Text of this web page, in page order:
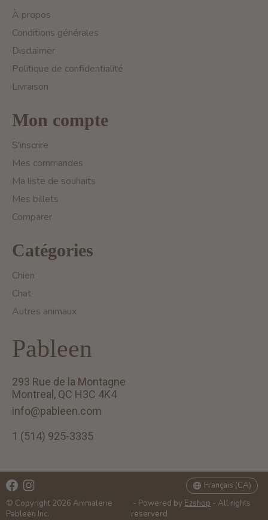
À propos
Conditions générales
Disclaimer
Politique de confidentialité
Livraison
Mon compte
S'inscrire
Mes commandes
Ma liste de souhaits
Mes billets
Comparer
Catégories
Chien
Chat
Autres animaux
Pableen
293 Rue de la Montagne
Montreal, QC H3C 4K4
info@pableen.com
1 (514) 925-3335
© Copyright 2026 Animalerie
Pableen Inc.
- Powered by Ezshop - All rights
reserverd
Français (CA)